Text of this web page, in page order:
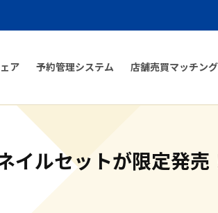
ア 予約管理システム 店舗売買マッチング
イルセットが限定発売